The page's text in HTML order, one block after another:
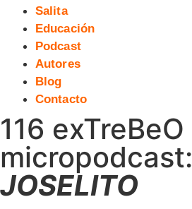
Salita
Educación
Podcast
Autores
Blog
Contacto
116 exTreBeO
micropodcast:
JOSELITO